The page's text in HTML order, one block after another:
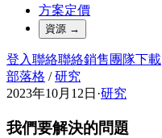
方案定價
資源 →
登入聯絡聯絡銷售團隊下載
部落格 / 研究
2023年10月12日 ·研究
我們要解決的問題